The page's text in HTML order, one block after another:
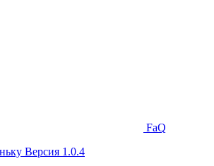
FaQ
Версия 1.0.4